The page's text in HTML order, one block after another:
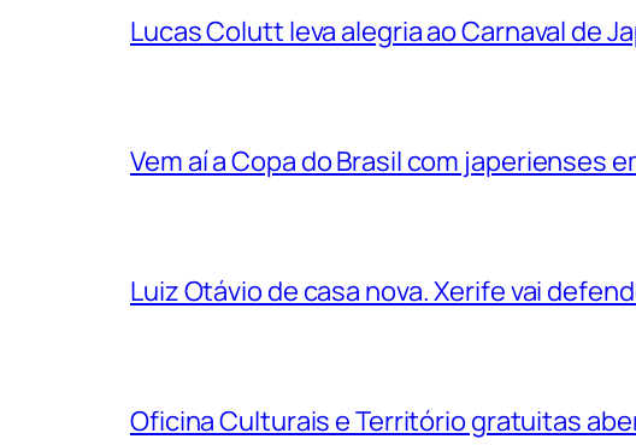
Lucas Colutt leva alegria ao Carnaval de
Vem aí a Copa do Brasil com japerienses
Luiz Otávio de casa nova. Xerife vai
Oficina Culturais e Território gratuitas